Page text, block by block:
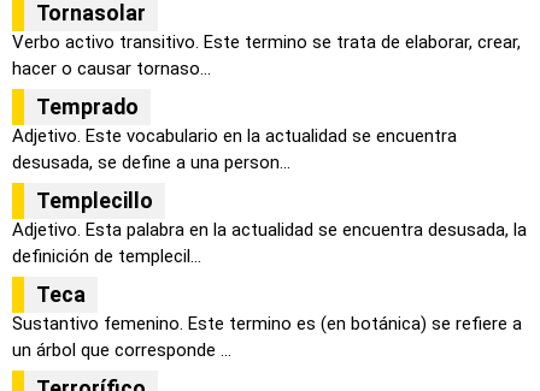
Tornasolar
Verbo activo transitivo. Este termino se trata de elaborar, crear,
hacer o causar tornaso...
Temprado
Adjetivo. Este vocabulario en la actualidad se encuentra
desusada, se define a una person...
Templecillo
Adjetivo. Esta palabra en la actualidad se encuentra desusada, la
definición de templecil...
Teca
Sustantivo femenino. Este termino es (en botánica) se refiere a
un árbol que corresponde ...